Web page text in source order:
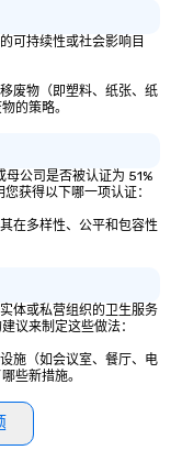
可持续性或社会影响目
废物（即塑料、纸张、纸
的策略。
公司是否被认证为 51%
获得以下哪一项认证：
在多样性、公平和包容性
体或私营组织的卫生服务
议来制定这些做法：
施（如会议室、餐厅、电
些新措施。